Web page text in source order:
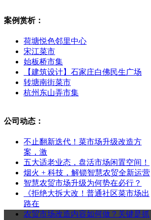
案例赏析：
荷塘悦色邻里中心
宋江菜市
始板桥市集
【建筑设计】石家庄白佛民生广场
转塘南街菜市
杭州东山弄市集
公司动态：
不止翻新迭代！菜市场升级改造方
案，激
五大适老业态，盘活市场闲置空间！
烟火 + 科技，解锁智慧农贸全新运营
智慧农贸市场升级为何势在必行？
《拒绝大拆大改！普通社区菜市场出
路在
农贸市场改造内容如何做？关键是抓